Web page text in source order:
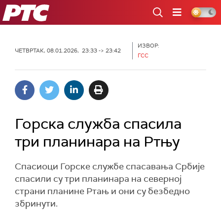
РТС
ЧЕТВРТАК, 08.01.2026, 23:33 -> 23:42
ИЗВОР:
ГСС
Горска служба спасила
три планинара на Ртњу
Спасиоци Горске службе спасавања Србије
спасили су три планинара на северној
страни планине Ртањ и они су безбедно
збринути.